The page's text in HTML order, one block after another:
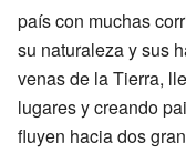
país con muchas
su naturaleza y sus
venas de la Tierra,
lugares y creando
fluyen hacia dos